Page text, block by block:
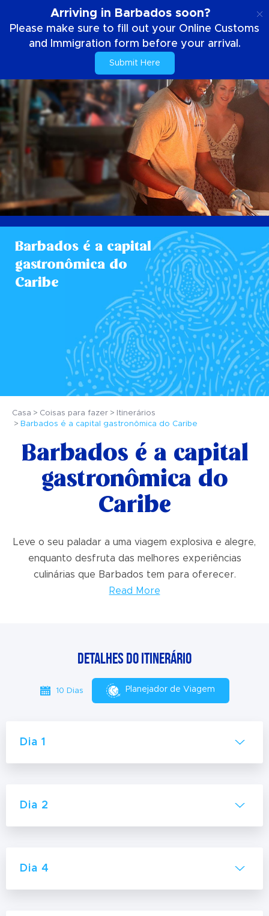
Arriving in Barbados soon?
Please make sure to fill out your Online Customs
and Immigration form before your arrival.
Submit Here
Barbados é a capital
gastronômica do
Caribe
Casa Coisas para fazer
Itinerários
Barbados é a capital gastronômica do Caribe
Barbados é a capital
gastronômica do
Caribe
Leve o seu paladar a uma viagem explosiva e alegre,
enquanto desfruta das melhores experiências
culinárias que Barbados tem para oferecer.
Read More
Detalhes do itinerário
10 Dias Planejador de Viagem
Dia 1
Dia 2
Dia 4